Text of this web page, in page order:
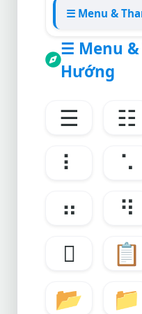
☰ Menu &
☰ Menu
Hướng
☰ ☷
⠇
⠡
⠶
⠻
𝍗
📋
📂
📁